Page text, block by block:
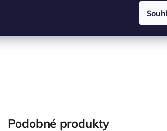
popř. spolu se sacharidy.
Podobné produkty